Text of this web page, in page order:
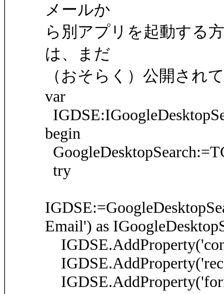
メールか
ら別アプリを起動する
は、まだ
（おそらく）公開され
var
begin
try
Email') as